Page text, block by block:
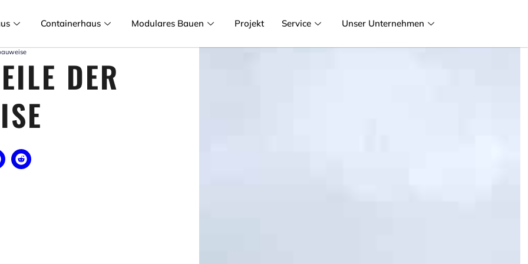
Containerhaus Modulares Bauen Projekt Service Unser Unternehmen
DER